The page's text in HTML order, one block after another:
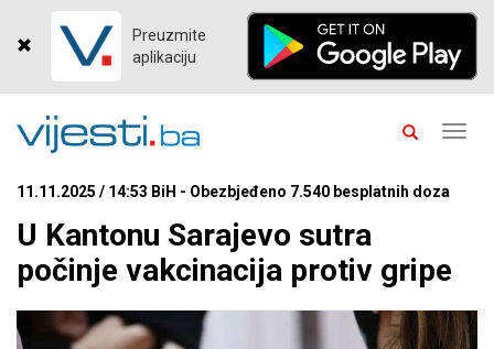
Preuzmite
aplikaciju
11.11.2025 / 14:53 BiH - Obezbjeđeno 7.540 besplatnih doza
U Kantonu Sarajevo sutra
počinje vakcinacija protiv gripe